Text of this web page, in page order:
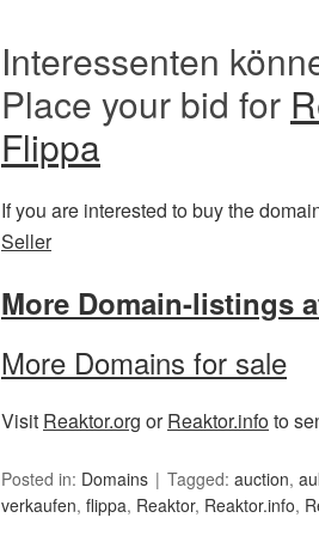
Interessenten
Place your bid for
Flippa
If you are interested to buy the
Seller
More Domain-listings
More Domains for sale
Visit Reaktor.org orReaktor.infoto
Posted in: Domains Tagged: auction,
verkaufen, flippa, Reaktor, Reaktor.info,